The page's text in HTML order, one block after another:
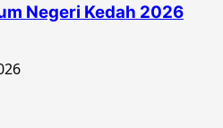
Negeri Kedah 2026